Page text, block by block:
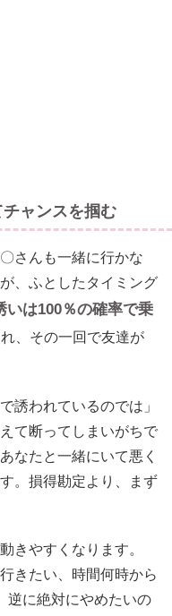
ャンスを掴む
さんも一緒に行かな
、ふとしたタイミング
いは100％の確率で乗
、その一回で友達が
誘われているのでは」
て断ってしまいがちで
なたと一緒にいて悪く
。損得勘定より、まず
きやすくなります。
きたい、時間何時から
逆に絶対にやめたいの